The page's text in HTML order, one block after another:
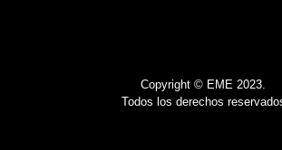
Copyright © EME 2023.
Todos los derechos